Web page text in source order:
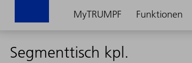
MyTRUMPF Funktionen
Segmenttisch kpl.